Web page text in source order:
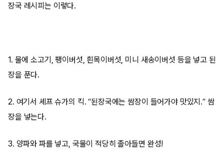
장국 레시피는 이렇다.
1. 물에 소고기, 팽이버섯, 흰목이버섯, 미니 새송이버섯 등을 넣고 된
장을 푼다.
2. 여기서 셰프 슈가의 킥. “된장국에는 쌈장이 들어가야 맛있지.” 쌈
장을 넣는다.
3. 양파와 파를 넣고, 국물이 적당히 졸아들면 완성!